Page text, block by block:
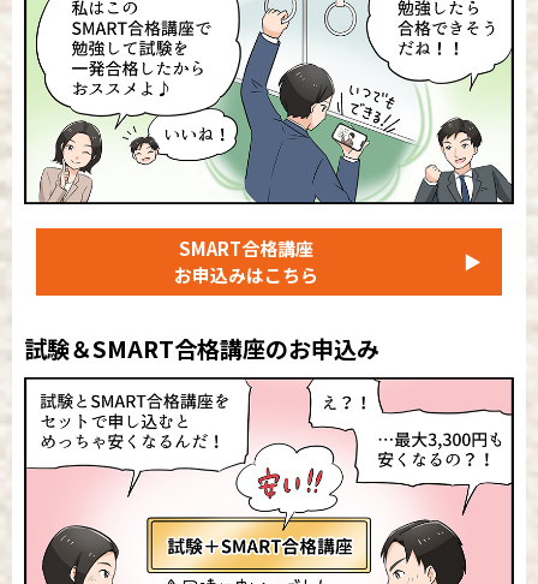
SMART合格講座
お申込みはこちら
▶
試験＆SMART合格講座のお申込み